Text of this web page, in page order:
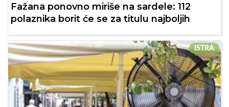
Fažana ponovno miriše na sardele: 112
polaznika borit će se za titulu najboljih
ISTRA